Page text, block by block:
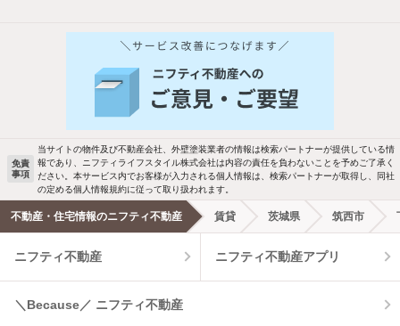
バス・トイレ別 2階以上
洗濯機置場あり 独立洗面台
エアコンあり 都市ガス
温水洗浄便座 オートロック
コンロ2口以上
免責
事項
当サイトの物件及び不動産会社、外壁塗装業者の情報は検索パートナーが提供している情
報であり、ニフティライフスタイル株式会社は内容の責任を負わないことを予めご了承く
ださい。本サービス内でお客様が入力される個人情報は、検索パートナーが取得し、同社
の定める個人情報規約に従って取り扱われます。
不動産・住宅情報のニフティ不動産 賃貸 茨城県 筑西市
ニフティ不動産 ニフティ不動産アプリ
＼Because／ ニフティ不動産